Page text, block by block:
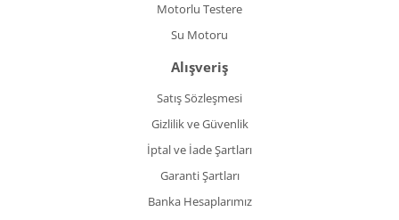
Motorlu Testere
Su Motoru
Alışveriş
Satış Sözleşmesi
Gizlilik ve Güvenlik
İptal ve İade Şartları
Garanti Şartları
Banka Hesaplarımız